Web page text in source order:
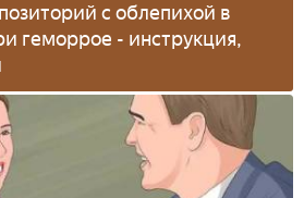
с облепихой в
геморрое - инструкция,